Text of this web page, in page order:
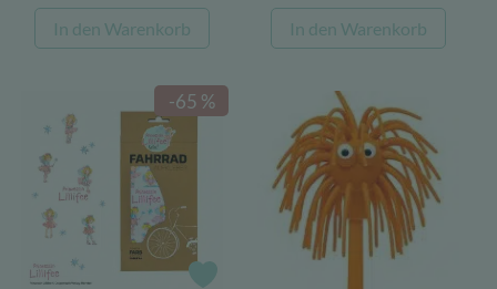
Preis
war:
Preis
ist:
In den Warenkorb
war:
7,99 €
ist:
2,80 €.
In den Warenkorb
-65 %